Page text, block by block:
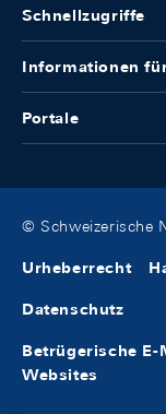
Schnellzugriffe
Informationen
Portale
© Schweizerische
Urheberrecht
Datenschutz
Betrügerische
Websites